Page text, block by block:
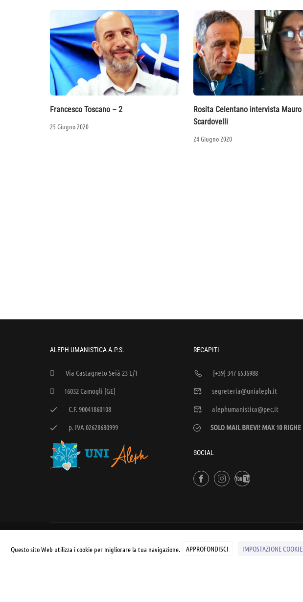
Francesco Toscano – 2
25 Giugno 2020
Rosita Celentano intervista Mauro
Scardovelli
24 Giugno 2020
ALEPH UMANISTICA A.P.S.
Via Castagneto Seià 23 E/1
16032 Camogli [GE]
C.F. 90041860108
p. IVA 02628680999
RECAPITI
[+39] 347 6536988
segreteria@unialeph.it
alephumanistica@pec.it
SOLO MAIL BREVI! MAX 10 RIGHE
SOCIAL
© UNIALEPH Libera Università popolare | by WEB'S RIVER
Questo sito Web utilizza i cookie per migliorare la tua navigazione. APPROFONDISCI IMPOSTAZIONE COOKIE